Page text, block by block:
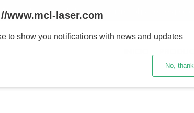
se realizan 48 hs habiles porteriores al pago , los
www.mcl-laser.com
to show you notifications with news and updates
No,